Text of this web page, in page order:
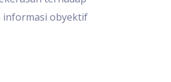
informasi obyektif